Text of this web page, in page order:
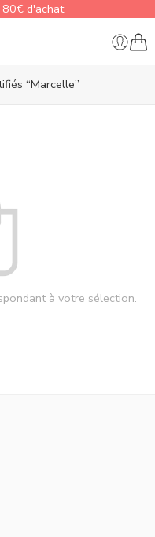
d'achat
“Marcelle”
à votre sélection.